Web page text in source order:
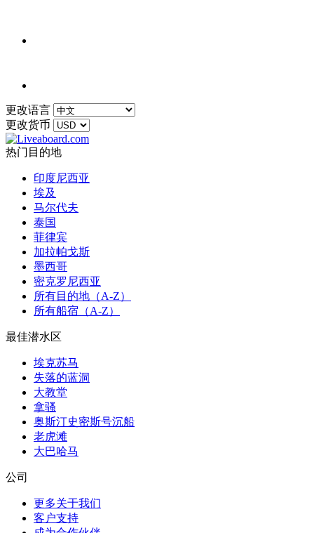
更改语言
更改货币
热门目的地
印度尼西亚
埃及
马尔代夫
泰国
菲律宾
加拉帕戈斯
墨西哥
密克罗尼西亚
所有目的地（A-Z）
所有船宿（A-Z）
最佳潜水区
埃克苏马
失落的蓝洞
大教堂
拿骚
奥斯汀史密斯号沉船
老虎滩
大巴哈马
公司
更多关于我们
客户支持